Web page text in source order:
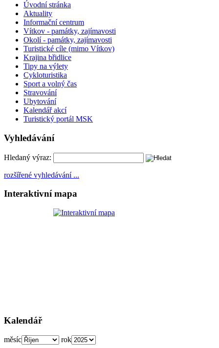
Úvodní stránka
Aktuality
Informační centrum
Vítkov - památky, zajímavosti
Okolí - památky, zajímavosti
Turistické cíle (mimo Vítkov)
Krajina břidlice
Tipy na výlety
Cykloturistika
Sport a volný čas
Stravování
Ubytování
Kalendář akcí
Turistický portál MSK
Vyhledávání
Hledaný výraz:
rozšířené vyhledávání ...
Interaktivní mapa
Kalendář
měsíc rok